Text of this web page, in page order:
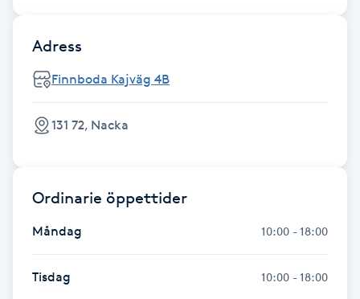
Fransfärgning
Fransförlängning
Fransförlängning Megavolym
Fransförlängning Volym
Adress
Finnboda Kajväg 4B
131 72, Nacka
Ordinarie öppettider
Måndag 10:00 - 18:00
Tisdag 10:00 - 18:00